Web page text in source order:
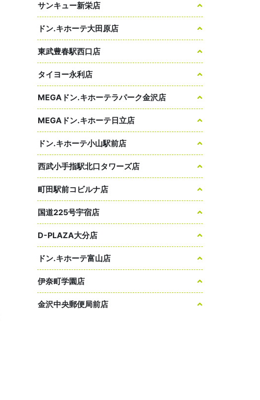
サンキュー新栄店
ドン.キホーテ大田原店
東武豊春駅西口店
タイヨー永利店
MEGAドン.キホーテラパーク金沢店
MEGAドン.キホーテ日立店
ドン.キホーテ小山駅前店
西武小手指駅北口タワーズ店
町田駅前コビルナ店
国道225号宇宿店
D-PLAZA大分店
ドン.キホーテ富山店
伊奈町学園店
金沢中央郵便局前店